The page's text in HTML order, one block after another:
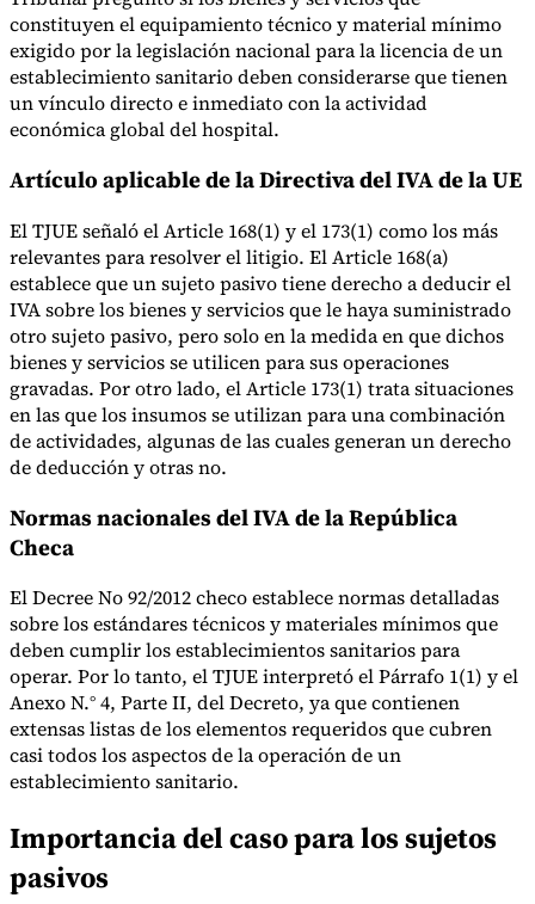
constituyen el equipamiento técnico y material mínimo
exigido por la legislación nacional para la licencia de un
establecimiento sanitario deben considerarse que tienen
un vínculo directo e inmediato con la actividad
económica global del hospital.
Artículo aplicable de la Directiva del IVA de la UE
El TJUE señaló el Article 168(1) y el 173(1) como los más
relevantes para resolver el litigio. El Article 168(a)
establece que un sujeto pasivo tiene derecho a deducir el
IVA sobre los bienes y servicios que le haya suministrado
otro sujeto pasivo, pero solo en la medida en que dichos
bienes y servicios se utilicen para sus operaciones
gravadas. Por otro lado, el Article 173(1) trata situaciones
en las que los insumos se utilizan para una combinación
de actividades, algunas de las cuales generan un derecho
de deducción y otras no.
Normas nacionales del IVA de la República
Checa
El Decree No 92/2012 checo establece normas detalladas
sobre los estándares técnicos y materiales mínimos que
deben cumplir los establecimientos sanitarios para
operar. Por lo tanto, el TJUE interpretó el Párrafo 1(1) y el
Anexo N.° 4, Parte II, del Decreto, ya que contienen
extensas listas de los elementos requeridos que cubren
casi todos los aspectos de la operación de un
establecimiento sanitario.
Importancia del caso para los sujetos
pasivos